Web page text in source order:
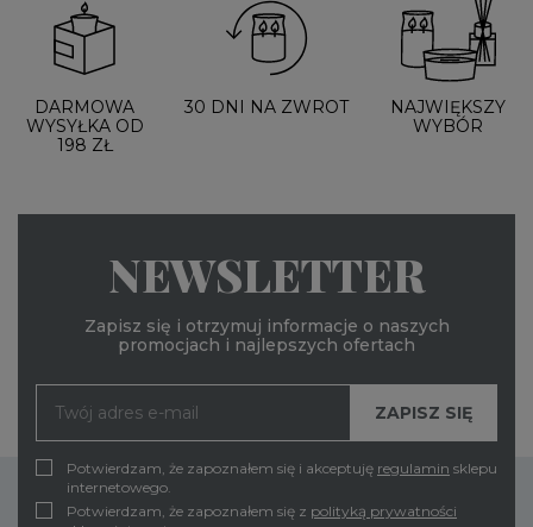
DARMOWA
WYSYŁKA OD
198 ZŁ
30 DNI NA ZWROT
NAJWIĘKSZY
WYBÓR
NEWSLETTER
Zapisz się i otrzymuj informacje o naszych
promocjach i najlepszych ofertach
Potwierdzam, że zapoznałem się i akceptuję regulamin sklepu
internetowego.
Potwierdzam, że zapoznałem się z polityką prywatności